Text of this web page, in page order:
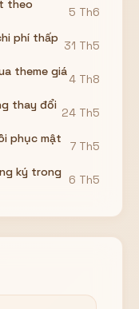
theo
5 Th6
phí thấp
31 Th5
theme giá
4 Th8
thay đổi
24 Th5
phục mật
7 Th5
ký trong
6 Th5